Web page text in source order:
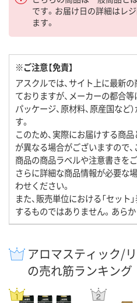
です。お届け日の詳細はレ
ます。
※ご注意【免責】
アスクルでは、サイト上に最新
ておりますが、メーカーの都合等
パッケージ、原材料、原産国など
す。
このため、実際にお届けする商
が異なる場合がございますので
商品の商品ラベルや注意書きを
さらに詳細な商品情報が必要な
わせください。
また、販売単位における「セット
するものではありません。あら
アロマスティック/
の売れ筋ランキング